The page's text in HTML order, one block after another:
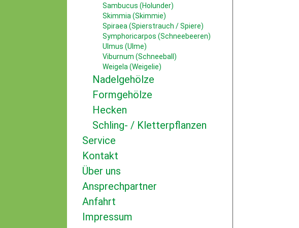
Sambucus (Holunder)
Skimmia (Skimmie)
Spiraea (Spierstrauch / Spiere)
Symphoricarpos (Schneebeeren)
Ulmus (Ulme)
Viburnum (Schneeball)
Weigela (Weigelie)
Nadelgehölze
Formgehölze
Hecken
Schling- / Kletterpflanzen
Service
Kontakt
Über uns
Ansprechpartner
Anfahrt
Impressum